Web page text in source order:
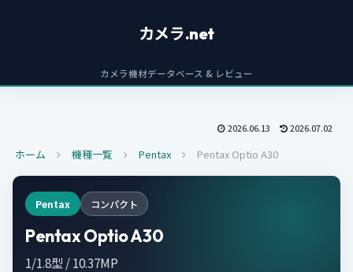
カメラ.net
カメラ機材データベース & レビュー
2026.06.13 2026.07.02
ホーム 機種一覧 Pentax Pentax Optio A30
Pentax コンパクト
Pentax Optio A30
1/1.8型 / 10.37MP